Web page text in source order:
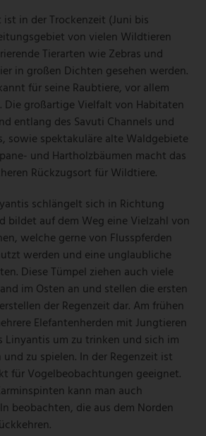
in der Trockenzeit (Juni bis
von vielen Wildtieren
Tierarten wie Zebras und
in großen Dichten gesehen werden.
für seine Raubtiere, vor allem
Die großartige Vielfalt von Habitaten
entlang des Savuti Channels und
sowie spektakuläre alte Waldgebiete
und Hartholzbäumen macht das
Rückzugsort für Wildtiere.
schlängelt sich in Richtung
bildet auf dem Weg eine Vielzahl von
welche gerne von Flusspferden
werden und eine unglaubliche
Diese Tümpel ziehen auch viele
im Osten an und stellen die ersten
der Regenzeit dar. Am frühen
Elefantenherden mit Jungtieren
Linyantis um zu trinken und sich im
zu spielen. In der Regenzeit ist
für Vogelbeobachtungen geeignet.
kann man auch
beobachten, die aus dem Norden